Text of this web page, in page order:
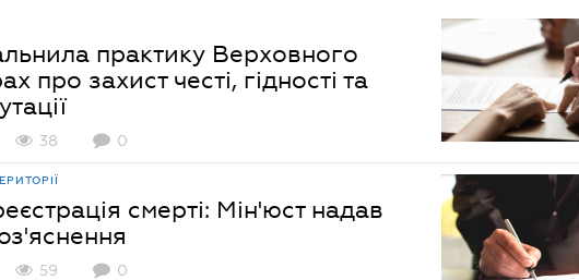
практику Верховного
про захист честі, гідності та
38 0
смерті: Мін'юст надав
59 0